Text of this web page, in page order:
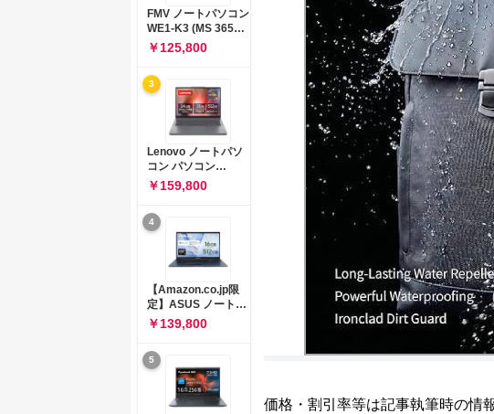
価格・割引率等は記事執筆時の情
Office搭載 カメラシ
ャッター 指紋認証 薄
型 Copilotキー搭載
ナチュラルシルバー
FMV ノートパソコン
WE1-K3 (MS 365
Personal/Copilotキ
ー搭載/Win 11/15.6
型/Core
i5/16GB/SSD
512GB/ホワイト)
FMVWK3E15W_AZ
￥125,800
3
Lenovo ノートパソ
コン パソコン
IdeaPad Slim 3 14.0
インチ AMD
Ryzen™ 5 8640HS
メモリ16GB
SSD512GB
Microsoft 365 試用
版 Windows11 バッ
テリー駆動12.6時間
重量1.39kg ルナグレ
ー 83K9003JJP ノー
トPC
￥159,800
4
【Amazon.co.jp限
定】ASUS ノートパ
ソコン Vivobook 15
M1502NAQ 15.6イ
ンチ AMD Ryzen 7
170 メモリ16GB
SSD 512GB
Microsoft 365
Personal (24か月版)
￥139,800
5